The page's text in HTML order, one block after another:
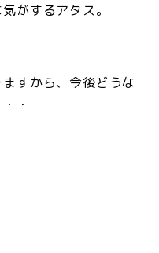
がするアタス。
すから、今後どうな
・